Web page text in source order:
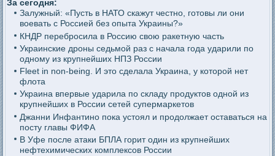
За сегодня:
Залужный: «Пусть в НАТО скажут честно, готовы ли они
воевать с Россией без опыта Украины?»
КНДР перебросила в Россию свою ракетную часть
Украинские дроны седьмой раз с начала года ударили по
одному из крупнейших НПЗ России
Fleet in non-being. И это сделала Украина, у которой нет
флота
Украина впервые ударила по складу продуктов одной из
крупнейших в России сетей супермаркетов
Джанни Инфантино пока устоял и продолжает оставаться на
посту главы ФИФА
В Уфе после атаки БПЛА горит один из крупнейших
нефтехимических комплексов России